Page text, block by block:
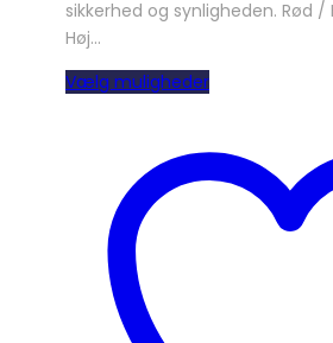
sikkerhed og synligheden. Rød /
Høj…
Vælg mulighederDette
flere
varianter.
Mulighederne